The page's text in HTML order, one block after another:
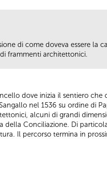
di come doveva essere la
frammenti architettonici.
dove inizia il sentiero
nel 1536 su ordine di
alcuni di grandi
della Conciliazione. Di
Il percorso termina in